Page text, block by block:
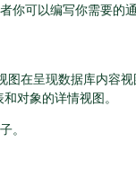
你可以编写你需要的通
在呈现数据库内容
对象的详情视图。
。